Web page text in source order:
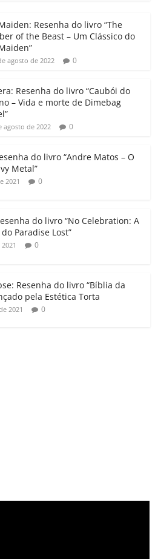
at
e
dI
gl
e
Cl
a
ss
ro
o
p
y
Li
k
m
p
h
ar
Resenha do livro “The
of the Beast – Um Clássico do
agosto de 2022 0
Resenha do livro “Caubói do
– Vida e morte de Dimebag
agosto de 2022 0
do livro “Andre Matos – O
Metal”
2021 0
do livro “No Celebration: A
Paradise Lost”
0
Resenha do livro “Bíblia da
pela Estética Torta
2021 0